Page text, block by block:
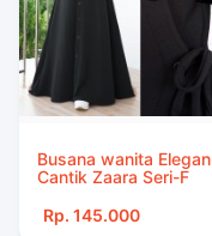
Busana wanita Elegan
Cantik Zaara Seri-F
Rp. 145.000